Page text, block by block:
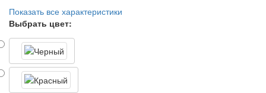
Показать все характеристики
Выбрать цвет: